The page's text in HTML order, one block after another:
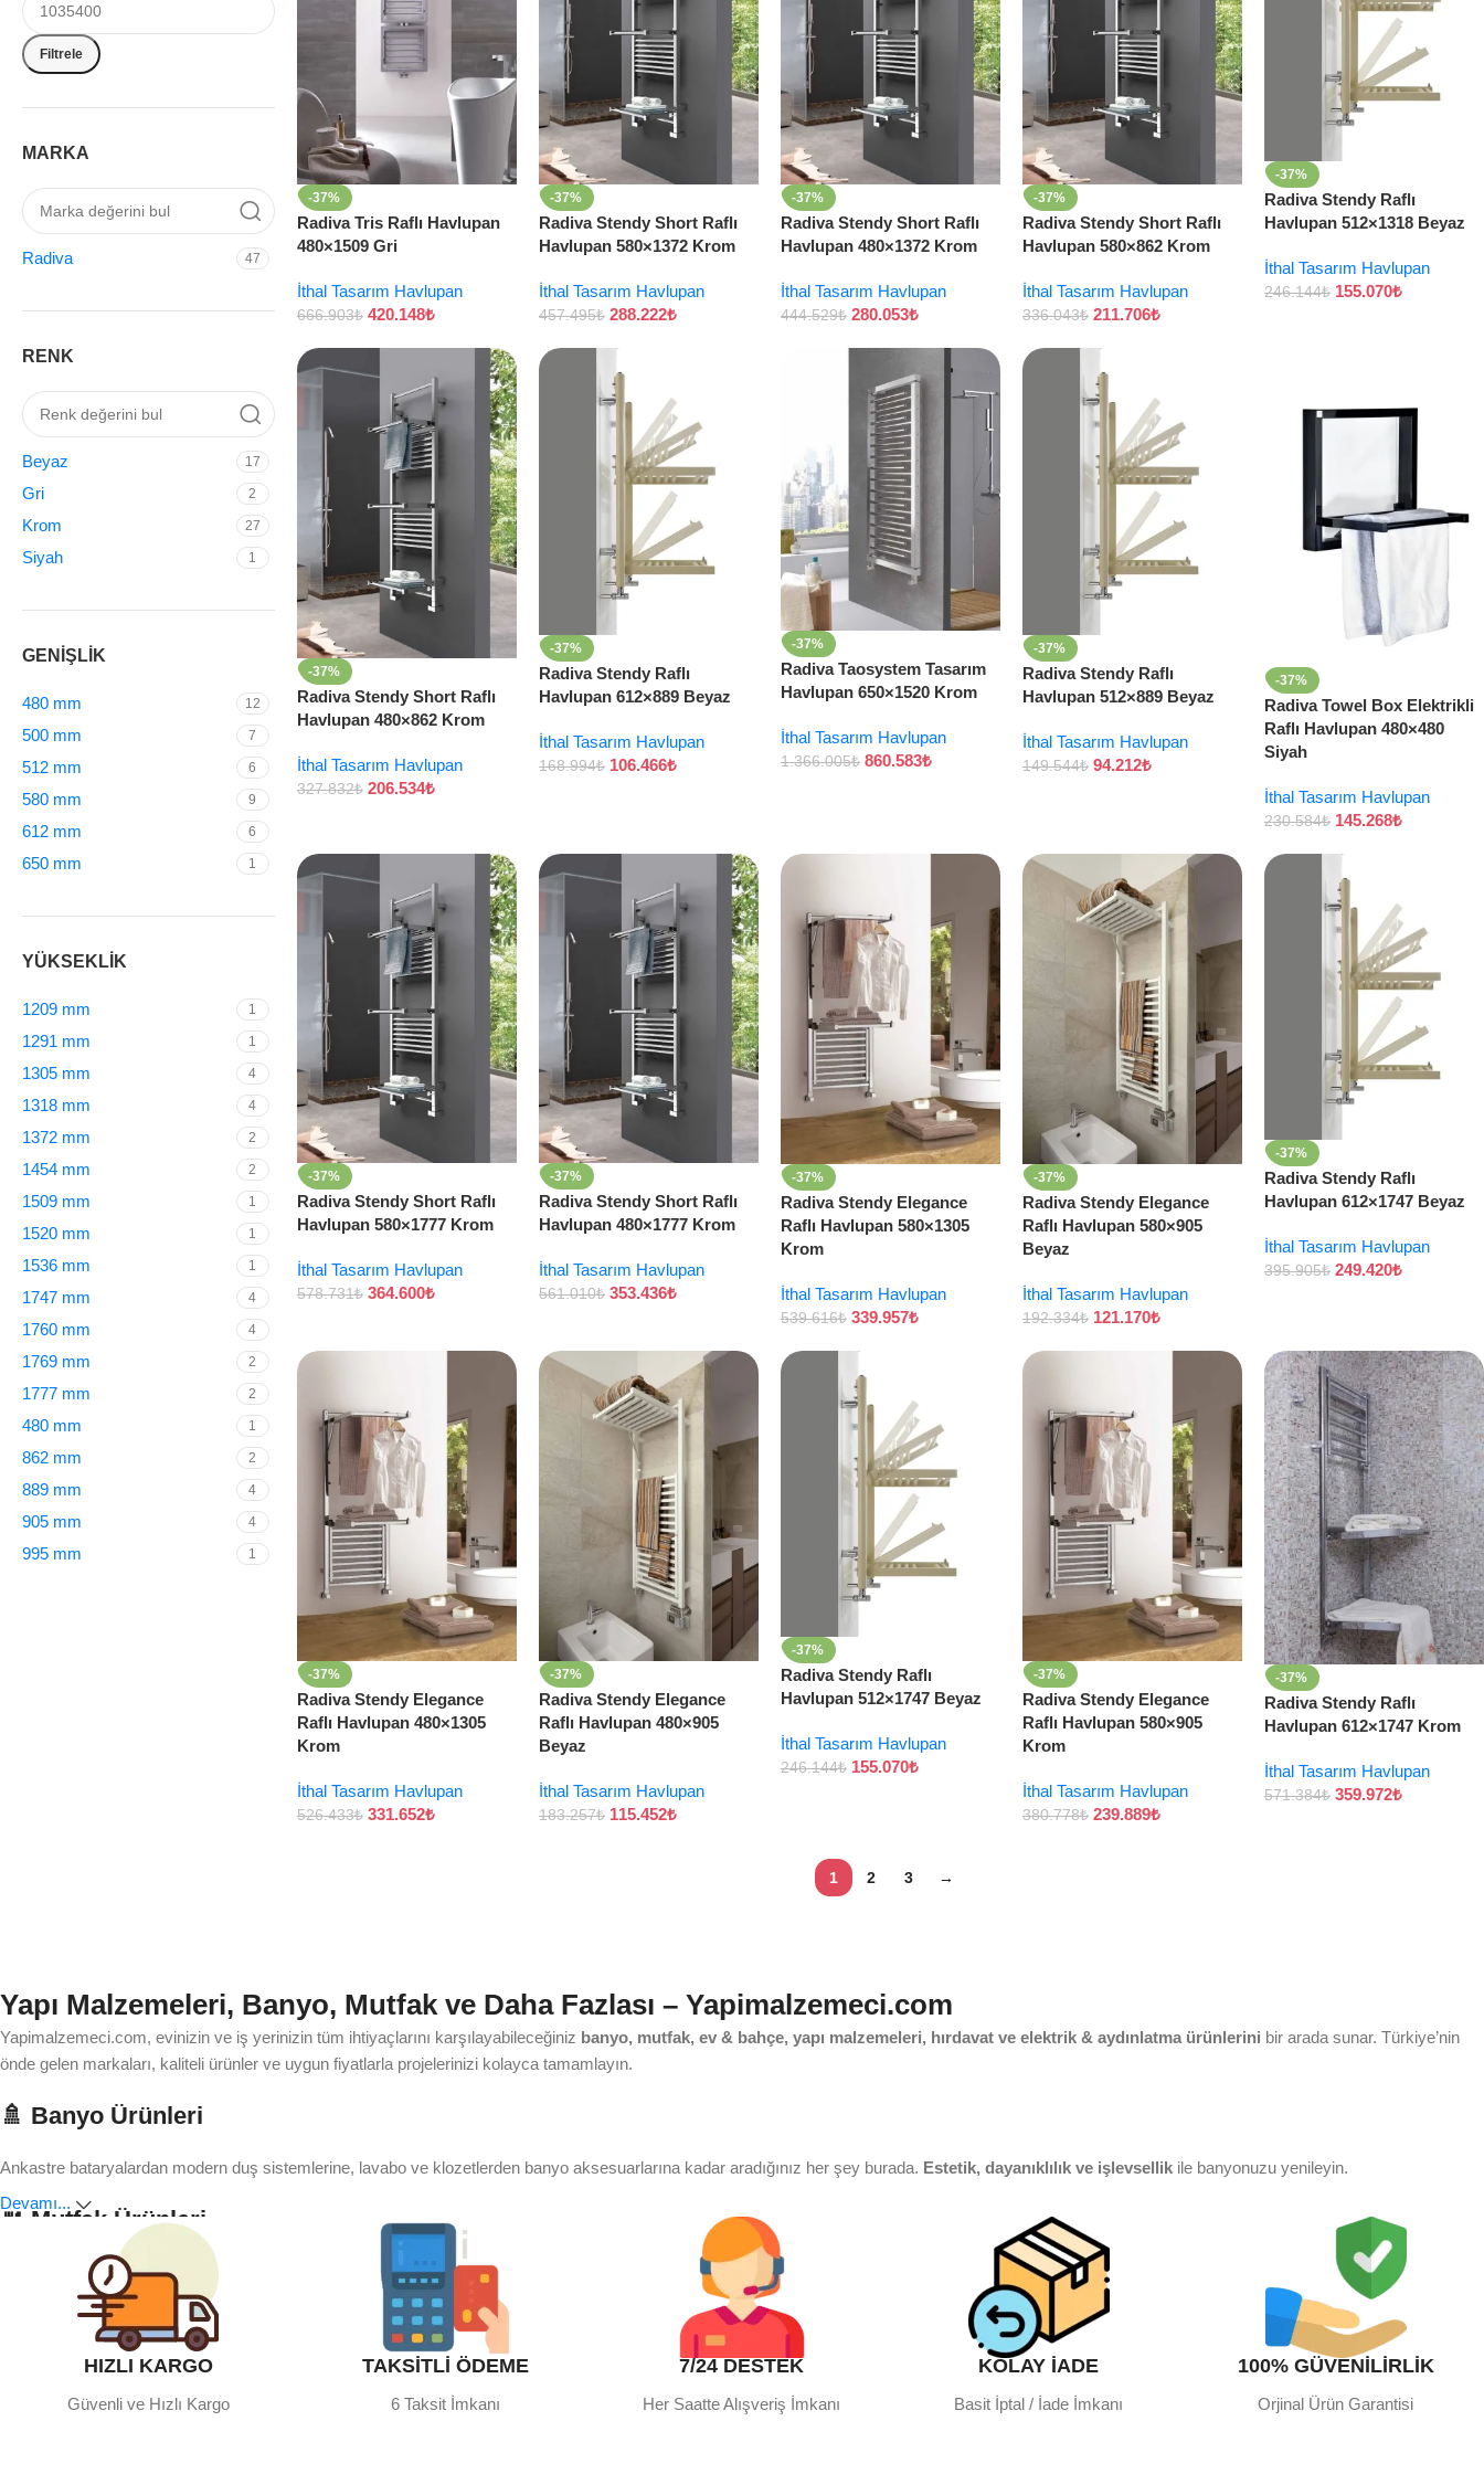
Filtrele
MARKA
Radiva 47
RENK
Beyaz 17
Gri 2
Krom 27
Siyah 1
GENİŞLİK
480 mm 12
500 mm 7
512 mm 6
580 mm 9
612 mm 6
650 mm 1
YÜKSEKLİK
1209 mm 1
1291 mm 1
1305 mm 4
1318 mm 4
1372 mm 2
1454 mm 2
1509 mm 1
1520 mm 1
1536 mm 1
1747 mm 4
1760 mm 4
1769 mm 2
1777 mm 2
480 mm 1
862 mm 2
889 mm 4
905 mm 4
995 mm 1
-37%
Radiva Tris Raflı Havlupan
480×1509 Gri
İthal Tasarım Havlupan
666.903₺ 420.148₺
-37%
Radiva Stendy Short Raflı
Havlupan 580×1372 Krom
İthal Tasarım Havlupan
457.495₺ 288.222₺
-37%
Radiva Stendy Short Raflı
Havlupan 480×1372 Krom
İthal Tasarım Havlupan
444.529₺ 280.053₺
-37%
Radiva Stendy Short Raflı
Havlupan 580×862 Krom
İthal Tasarım Havlupan
336.043₺ 211.706₺
-37%
Radiva Stendy Raflı
Havlupan 512×1318 Beyaz
İthal Tasarım Havlupan
246.144₺ 155.070₺
-37%
Radiva Stendy Short Raflı
Havlupan 480×862 Krom
İthal Tasarım Havlupan
327.832₺ 206.534₺
-37%
Radiva Stendy Raflı
Havlupan 612×889 Beyaz
İthal Tasarım Havlupan
168.994₺ 106.466₺
-37%
Radiva Taosystem Tasarım
Havlupan 650×1520 Krom
İthal Tasarım Havlupan
1.366.005₺ 860.583₺
-37%
Radiva Stendy Raflı
Havlupan 512×889 Beyaz
İthal Tasarım Havlupan
149.544₺ 94.212₺
-37%
Radiva Towel Box Elektrikli
Raflı Havlupan 480×480
Siyah
İthal Tasarım Havlupan
230.584₺ 145.268₺
-37%
Radiva Stendy Short Raflı
Havlupan 580×1777 Krom
İthal Tasarım Havlupan
578.731₺ 364.600₺
-37%
Radiva Stendy Short Raflı
Havlupan 480×1777 Krom
İthal Tasarım Havlupan
561.010₺ 353.436₺
-37%
Radiva Stendy Elegance
Raflı Havlupan 580×1305
Krom
İthal Tasarım Havlupan
539.616₺ 339.957₺
-37%
Radiva Stendy Elegance
Raflı Havlupan 580×905
Beyaz
İthal Tasarım Havlupan
192.334₺ 121.170₺
-37%
Radiva Stendy Raflı
Havlupan 612×1747 Beyaz
İthal Tasarım Havlupan
395.905₺ 249.420₺
-37%
Radiva Stendy Elegance
Raflı Havlupan 480×1305
Krom
İthal Tasarım Havlupan
526.433₺ 331.652₺
-37%
Radiva Stendy Elegance
Raflı Havlupan 480×905
Beyaz
İthal Tasarım Havlupan
183.257₺ 115.452₺
-37%
Radiva Stendy Raflı
Havlupan 512×1747 Beyaz
İthal Tasarım Havlupan
246.144₺ 155.070₺
-37%
Radiva Stendy Elegance
Raflı Havlupan 580×905
Krom
İthal Tasarım Havlupan
380.778₺ 239.889₺
-37%
Radiva Stendy Raflı
Havlupan 612×1747 Krom
İthal Tasarım Havlupan
571.384₺ 359.972₺
1 2 3 →
Yapı Malzemeleri, Banyo, Mutfak ve Daha Fazlası – Yapimalzemeci.com
Yapimalzemeci.com, evinizin ve iş yerinizin tüm ihtiyaçlarını karşılayabileceğiniz banyo, mutfak, ev & bahçe, yapı malzemeleri, hırdavat ve elektrik & aydınlatma ürünlerini bir arada sunar. Türkiye’nin
önde gelen markaları, kaliteli ürünler ve uygun fiyatlarla projelerinizi kolayca tamamlayın.
🚿 Banyo Ürünleri
Ankastre bataryalardan modern duş sistemlerine, lavabo ve klozetlerden banyo aksesuarlarına kadar aradığınız her şey burada. Estetik, dayanıklılık ve işlevsellik ile banyonuzu yenileyin.
🍴 Mutfak Ürünleri
Mutfakta hem pratik çözümler hem de şık tasarımlar arıyorsanız doğru adrestesiniz. Eviye, mutfak bataryası ve aksesuar çeşitleriyle mutfağınıza konfor katın.
🌿 Ev ve Bahçe
Yaşam alanlarınızı güzelleştiren mobilya, dekorasyon ve bahçe ürünleriyle evinizde konforlu bir atmosfer yaratın. Bahçe bakımından iç mekân dekorasyonuna kadar yüzlerce ürün seçeneğini keşfedin.
Devamı...
HIZLI KARGO
Güvenli ve Hızlı Kargo
TAKSİTLİ ÖDEME
6 Taksit İmkanı
7/24 DESTEK
Her Saatte Alışveriş İmkanı
KOLAY İADE
Basit İptal / İade İmkanı
100% GÜVENİLİRLİK
Orjinal Ürün Garantisi